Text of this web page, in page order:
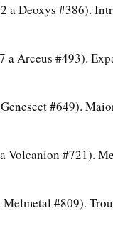
a Deoxys #386).
a Arceus #493).
#649).
Volcanion #721).
#809).